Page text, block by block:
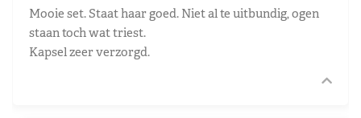
Mooie set. Staat haar goed. Niet al te uitbundig, ogen
staan toch wat triest.
Kapsel zeer verzorgd.